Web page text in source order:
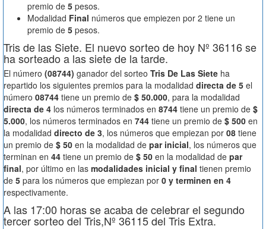
premio de 5 pesos.
Modalidad Final números que empiezen por 2 tiene un
premio de 5 pesos.
Tris de las Siete. El nuevo sorteo de hoy Nº 36116 se
ha sorteado a las siete de la tarde.
El número (08744) ganador del sorteo Tris De Las Siete ha
repartido los siguientes premios para la modalidad directa de 5 el
número 08744 tiene un premio de $ 50.000, para la modalidad
directa de 4 los números terminados en 8744 tiene un premio de $
5.000, los números terminados en 744 tiene un premio de $ 500 en
la modalidad directo de 3, los números que empiezan por 08 tiene
un premio de $ 50 en la modalidad de par inicial, los números que
terminan en 44 tiene un premio de $ 50 en la modalidad de par
final, por último en las modalidades inicial y final tienen premio
de 5 para los números que empiezan por 0 y terminen en 4
respectivamente.
A las 17:00 horas se acaba de celebrar el segundo
tercer sorteo del Tris,Nº 36115 del Tris Extra.